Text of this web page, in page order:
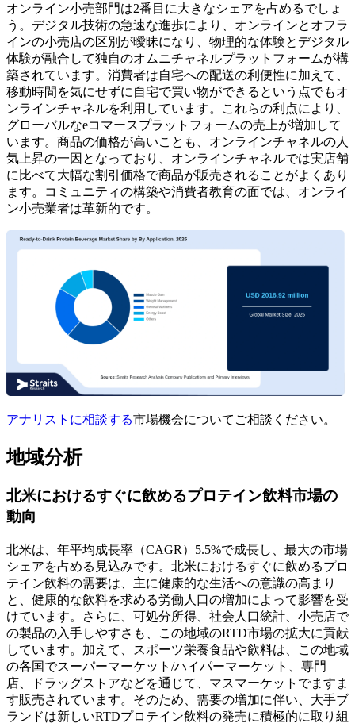
オンライン小売部門は2番目に大きなシェアを占めるでしょ
う。デジタル技術の急速な進歩により、オンラインとオフラ
インの小売店の区別が曖昧になり、物理的な体験とデジタル
体験が融合して独自のオムニチャネルプラットフォームが構
築されています。消費者は自宅への配送の利便性に加えて、
移動時間を気にせずに自宅で買い物ができるという点でもオ
ンラインチャネルを利用しています。これらの利点により、
グローバルなeコマースプラットフォームの売上が増加して
います。商品の価格が高いことも、オンラインチャネルの人
気上昇の一因となっており、オンラインチャネルでは実店舗
に比べて大幅な割引価格で商品が販売されることがよくあり
ます。コミュニティの構築や消費者教育の面では、オンライ
ン小売業者は革新的です。
アナリストに相談する市場機会についてご相談ください。
地域分析
北米におけるすぐに飲めるプロテイン飲料市場の
動向
北米は、年平均成長率（CAGR）5.5%で成長し、最大の市場
シェアを占める見込みです。北米におけるすぐに飲めるプロ
テイン飲料の需要は、主に健康的な生活への意識の高まり
と、健康的な飲料を求める労働人口の増加によって影響を受
けています。さらに、可処分所得、社会人口統計、小売店で
の製品の入手しやすさも、この地域のRTD市場の拡大に貢献
しています。加えて、スポーツ栄養食品や飲料は、この地域
の各国でスーパーマーケット/ハイパーマーケット、専門
店、ドラッグストアなどを通じて、マスマーケットでますま
す販売されています。そのため、需要の増加に伴い、大手ブ
ランドは新しいRTDプロテイン飲料の発売に積極的に取り組